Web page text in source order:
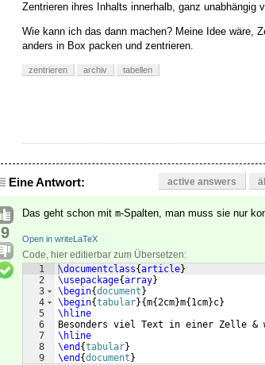
Zentrieren ihres Inhalts innerhalb, ganz unabhängig
Wie kann ich das dann machen? Meine Idee wäre,
anders in Box packen und zentrieren.
zentrieren archiv tabellen
Eine Antwort: active answers
9
Das geht schon mit m-Spalten, man muss sie nur
Open in writeLaTeX
Code, hier editierbar zum Übersetzen:
1
2
3
4
5
6
7
8
9
\documentclass{article}
\usepackage{array}
\begin{document }
\begin{tabular}{m{2cm}m{ 1cm}c}
\hline
Besonders viel Text in einer Zelle &
\hline
\end {tabular}
\end {document }